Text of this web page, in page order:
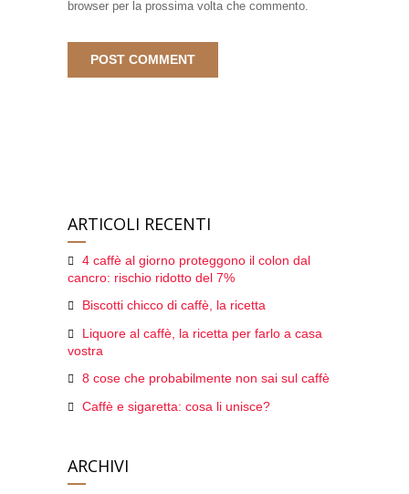
browser per la prossima volta che commento.
ARTICOLI RECENTI
4 caffè al giorno proteggono il colon dal
cancro: rischio ridotto del 7%
Biscotti chicco di caffè, la ricetta
Liquore al caffè, la ricetta per farlo a casa
vostra
8 cose che probabilmente non sai sul caffè
Caffè e sigaretta: cosa li unisce?
ARCHIVI